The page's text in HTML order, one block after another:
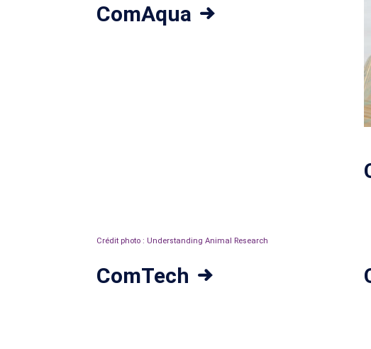
ComAqua
Crédit photo : Understanding Animal Research
ComTech